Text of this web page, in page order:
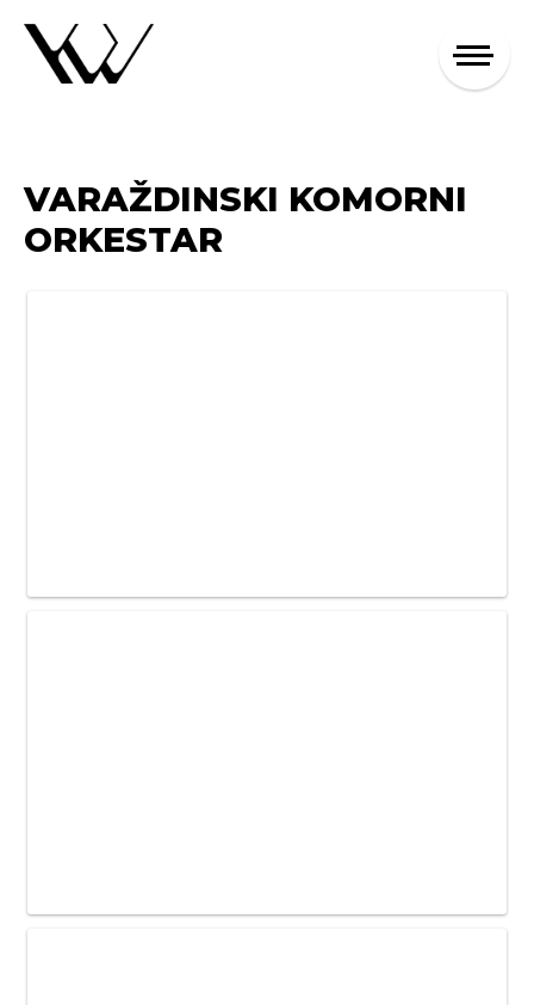
VARAŽDINSKI KOMORNI
ORKESTAR